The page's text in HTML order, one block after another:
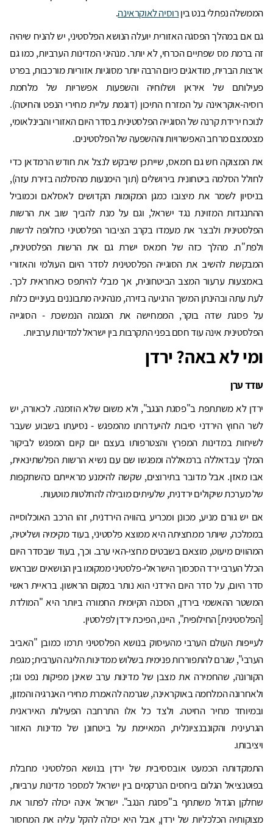
הממשלה נפתלי בנט ביןרוסיה לאוקראינה.
גם אם במהלך הפסגה האזורית יועלה הנושא הפלסטיני, יש להניח שיהיה
זה ברמת מס שפתיים הכרחי, לא יותר. מנהיגי המדינות הערביות, כמו גם
ארצות הברית, מודאגים כיום הרבה יותר מסוגיות אזוריות מורכבות, בפרט
פעילותם של איראן ושלוחיה והשפעות אפשריות של מלחמת
רוסיה-אוקראינה על המזרח התיכון (דוגמת עליית מחירי הנפט והחיטה).
לנוכח ירידת קרנה של הסוגייה הפלסטינית בסדר היום האזורי והבינלאומי,
מצטמצם מרחב האפשרויות וההשפעה של הפלסטינים.
את המצוקה חש גם חמאס, שייתכן שיבקש לנצל את חודש הרמדאן כדי
לחולל הסלמה ביטחונית בירושלים (תוך הימנעות מהסלמה בזירת עזה),
בניסיון לשמר את מיצובו כמגן המקומות הקדושים לאסלאם וכמוביל
ההתנגדות המזוינת נגד ישראל, וגם על מנת להביך שוב את הרשות
הפלסטינית ולבצר את מעמדו בקרב הציבור הפלסטיני כחלופה לרשות
ולפת"ח. מהלך כזה של חמאס ישרת גם את הרשות הפלסטינית,
המבקשת להשיב את הסוגייה הפלסטינית לסדר היום העולמי והאזורי
באמצעות ערעור המצב הביטחונית, אך מבלי להיתפס כאחראית לכך.
לעת עתה ובהינתן המשך הרגיעה בזירה, מנהיגיה מתבוננים בעיניים כלות
על פסגת שדה בוקר, הממחישה את המגמה הנמשכת - הסוגייה
הפלסטינית אינה עוד חסם בפני התקרבות בין ישראל למדינות ערביות.
ומי לא באה? ירדן
עודד ערן
ירדן לא משתתפת ב"פסגת הנגב", ולא משום שלא הוזמנה. לכאורה, יש
לשר החוץ הירדני סיבות להיעדרותו מהמפגש - נסיעתו בשבוע שעבר
לשיחות במדינות המפרץ והצטרפותו בעצם יום קיום המפגש לביקור
המלך עבדאללה ברמאללה ומפגשו שם עם נשיא הרשות הפלשתינאית,
אבו מאזן. אבל מדובר בתירוצים, שקשה להימנע מראייתם כהשתקפות
של מערכת שיקולים ירדנית, שלעיתים מובילה להחלטות מוטעות.
אם יש גורם מניע, מכונן ומכריע בהוויה הירדנית, זהו הרכב האוכלוסייה
בממלכה, שיותר ממחציתה היא ממוצא פלסטיני, בעוד מקימיה ושליטיה,
המהווים מיעוט, מוצאם בשבטים מחצי-האי ערב. וכך, בעוד שבסדר היום
הכלל הערבי ירד הסכסוך הישראלי-פלסטיני ממקומו בין הנושאים שבראש
סדר היום, על סדר היום הירדני הוא נותר במקום הראשון. בראיית ראשי
המשטר ההאשמי בירדן, הסכנה הקיומית החמורה ביותר היא "המולדת
[הפלסטינית] החילופית", היינו, הפיכת ירדן לפלסטין.
לעייפות העולם הערבי מהעיסוק בנושא הפלסטיני תרמו כמובן "האביב
הערבי", שגרם להתפוררות פנימית בשלוש ממדינות הליגה הערבית; מגפת
הקורונה, שהחמירה את מצבן של מדינות ערב שאינן מפיקות נפט וגז;
ולאחרונה המלחמה באוקראינה, שגרמה להאמרת מחירי האנרגיה והמזון,
ובמיוחד מחיר החיטה. ולצד כל אלו התרחבה הפעילות האיראנית
הגרעינית והקונבנציונלית, המאיימת על ביטחונן של מדינות האזור
ויציבותו.
התמקדותה הכמעט אובססיבית של ירדן בנושא הפלסטיני מחבלת
בפוטנציאל הגלום ביחסים הנרקמים בין ישראל למספר מדינות ערביות,
שחלקן הגדול משתתף ב"פסגת הנגב". ישראל אינה יכולה לפתור את
מצוקותיה הכלכליות של ירדן, אבל היא יכולה להקל עליה את המחסור